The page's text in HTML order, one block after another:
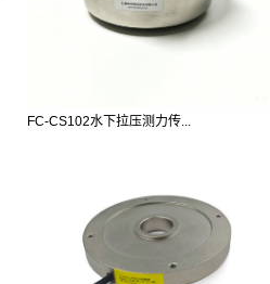
FC-CS102水下拉压测力传...